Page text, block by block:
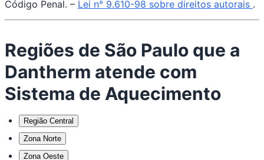
Código Penal. – Lei n° 9.610-98 sobre direitos autorais .
Regiões de São Paulo que a
Dantherm atende com
Sistema de Aquecimento
Região Central
Zona Norte
Zona Oeste